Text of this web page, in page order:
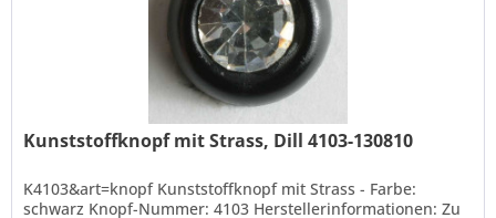
Kunststoffknopf mit Strass, Dill 4103-130810
K4103&art=knopf Kunststoffknopf mit Strass - Farbe:
schwarz Knopf-Nummer: 4103 Herstellerinformationen: Zu